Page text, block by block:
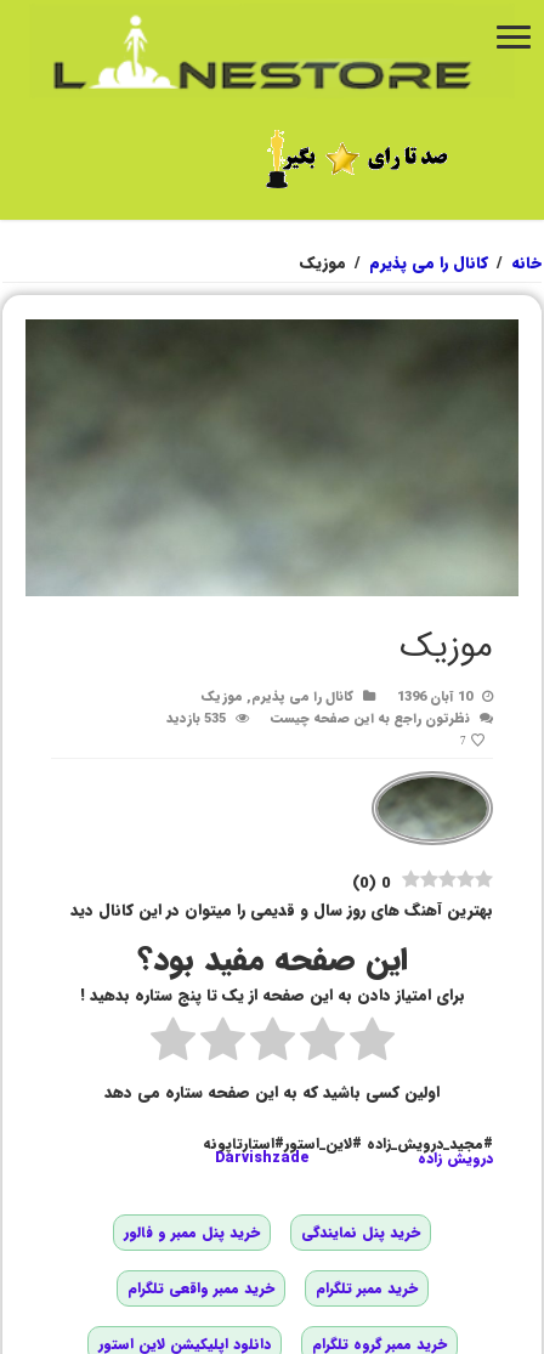
خانه / کانال را می پذیرم / موزیک
موزیک
10 آبان 1396 کانال را می پذیرم, موزیک
نظرتون راجع به این صفحه چیست
535 بازدید
7
0
(
0
)
بهترین آهنگ های روز سال و قدیمی را میتوان در این کانال دید
این صفحه مفید بود؟
برای امتیاز دادن به این صفحه از یک تا پنج ستاره بدهید !
اولین کسی باشید که به این صفحه ستاره می دهد
#مجید_درویش_زاده #لاین_استور#استارتاپونه
درویش زاده Darvishzade
خرید پنل نمایندگی خرید پنل ممبر و فالور
خرید ممبر تلگرام خرید ممبر واقعی تلگرام
خرید ممبر گروه تلگرام دانلود اپلیکیشن لاین استور